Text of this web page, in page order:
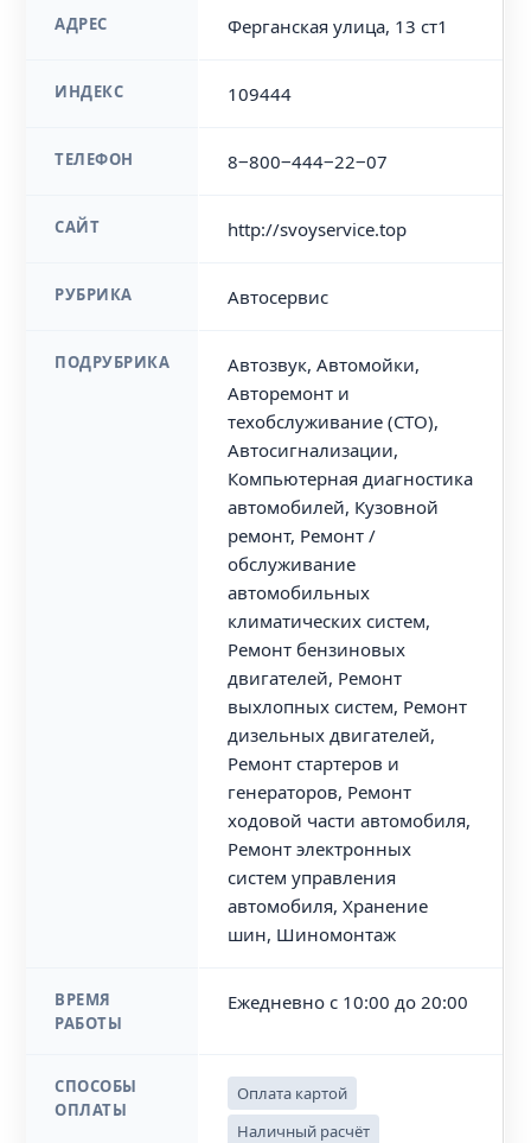
АДРЕС Ферганская улица, 13 ст1
ИНДЕКС 109444
ТЕЛЕФОН 8‒800‒444‒22‒07
САЙТ http://svoyservice.top
РУБРИКА Автосервис
ПОДРУБРИКА
Автозвук, Автомойки,
Авторемонт и
техобслуживание (СТО),
Автосигнализации,
Компьютерная диагностика
автомобилей, Кузовной
ремонт, Ремонт /
обслуживание
автомобильных
климатических систем,
Ремонт бензиновых
двигателей, Ремонт
выхлопных систем, Ремонт
дизельных двигателей,
Ремонт стартеров и
генераторов, Ремонт
ходовой части автомобиля,
Ремонт электронных
систем управления
автомобиля, Хранение
шин, Шиномонтаж
ВРЕМЯ
РАБОТЫ
Ежедневно с 10:00 до 20:00
СПОСОБЫ
ОПЛАТЫ
Оплата картой
Наличный расчёт